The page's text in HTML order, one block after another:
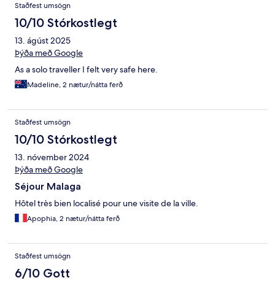
Staðfest umsögn
10/10 Stórkostlegt
13. ágúst 2025
Þýða með Google
As a solo traveller I felt very safe here.
Madeline, 2 nætur/nátta ferð
Staðfest umsögn
10/10 Stórkostlegt
13. nóvember 2024
Þýða með Google
Séjour Malaga
Hôtel très bien localisé pour une visite de la ville.
Apophia, 2 nætur/nátta ferð
Staðfest umsögn
6/10 Gott